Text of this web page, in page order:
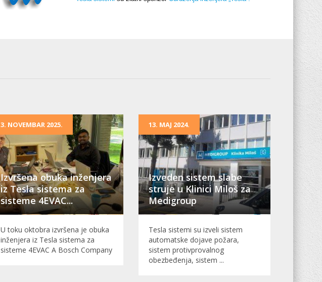
3. NOVEMBAR 2025.
Izvršena obuka inženjera
iz Tesla sistema za
sisteme 4EVAC...
U toku oktobra izvršena je obuka
inženjera iz Tesla sistema za
sisteme 4EVAC A Bosch Company
13. MAJ 2024.
Izveden sistem slabe
struje u Klinici Miloš za
Medigroup
Tesla sistemi su izveli sistem
automatske dojave požara,
sistem protivprovalnog
obezbeđenja, sistem ...